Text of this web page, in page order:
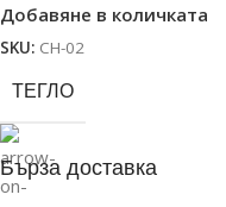
Добавяне в количката
SKU: CH-02
ТЕГЛО
Бърза доставка